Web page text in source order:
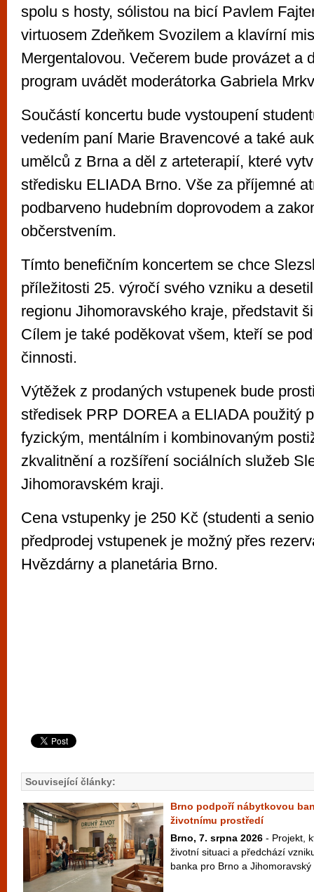
spolu s hosty, sólistou na bicí Pavlem
virtuosem Zdeňkem Svozilem a klavírní
Mergentalovou. Večerem bude provázet a
program uvádět moderátorka Gabriela
Součástí koncertu bude vystoupení
vedením paní Marie Bravencové a také
umělců z Brna a děl z arteterapií, které
středisku ELIADA Brno. Vše za příjemné
podbarveno hudebním doprovodem a
občerstvením.
Tímto benefičním koncertem se chce
příležitosti 25. výročí svého vzniku a
regionu Jihomoravského kraje, představit
Cílem je také poděkovat všem, kteří se
činnosti.
Výtěžek z prodaných vstupenek bude
středisek PRP DOREA a ELIADA použitý
fyzickým, mentálním i kombinovaným
zkvalitnění a rozšíření sociálních služeb
Jihomoravském kraji.
Cena vstupenky je 250 Kč (studenti a
předprodej vstupenek je možný přes
Hvězdárny a planetária Brno.
Související články:
Brno podpoří nábytkovou
životnímu prostředí
Brno, 7. srpna 2026 - Projekt,
životní situaci a předchází
banka pro Brno a